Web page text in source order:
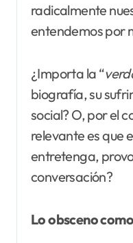
radicalmente
entendemos por
¿Importa la “
biografía, su
social? O, por el
relevante es que
entretenga,
conversación?
Lo obsceno